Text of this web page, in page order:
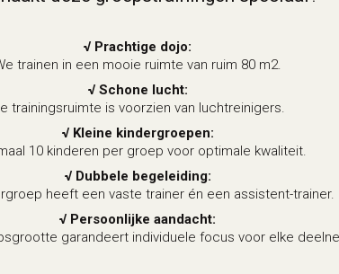
√ Prachtige dojo:
trainen in een mooie ruimte van ruim 80 m2.
√ Schone lucht:
trainingsruimte is voorzien van luchtreinigers.
√ Kleine kindergroepen:
10 kinderen per groep voor optimale kwaliteit.
√ Dubbele begeleiding:
heeft een vaste trainer én een assistent-trainer.
√ Persoonlijke aandacht:
garandeert individuele focus voor elke